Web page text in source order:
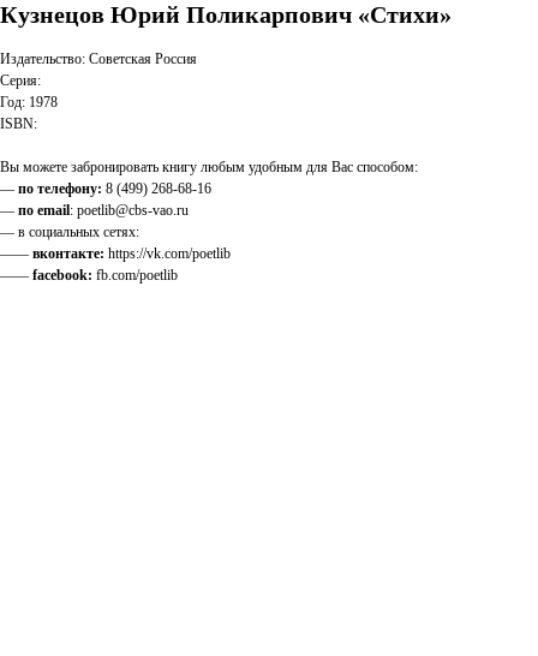
Кузнецов Юрий Поликарпович «Стихи»
Издательство: Советская Россия
Серия:
Год: 1978
ISBN:
Вы можете забронировать книгу любым удобным для Вас способом:
— по телефону: 8 (499) 268-68-16
— по email: poetlib@cbs-vao.ru
— в социальных сетях:
—— вконтакте: https://vk.com/poetlib
—— facebook: fb.com/poetlib